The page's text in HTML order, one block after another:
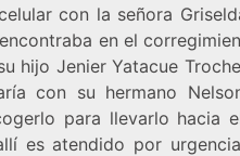
con la señora
en el
hijo Jenier Yatacue
con su hermano
para llevarlo hacia
es atendido por